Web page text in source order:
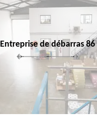
Entreprise de débarras 86